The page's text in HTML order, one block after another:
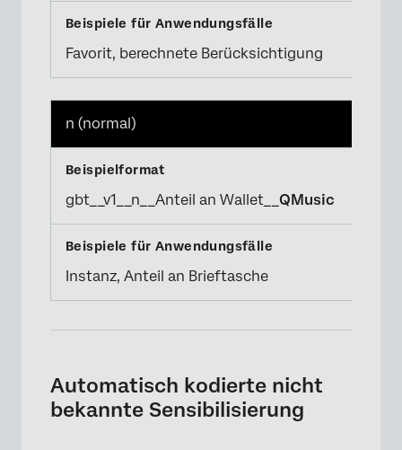
Favorit, berechnete Berücksichtigung
n (normal)
gbt__v1__n__Anteil an Wallet__ QMusic
Instanz, Anteil an Brieftasche
Automatisch kodierte nicht
bekannte Sensibilisierung